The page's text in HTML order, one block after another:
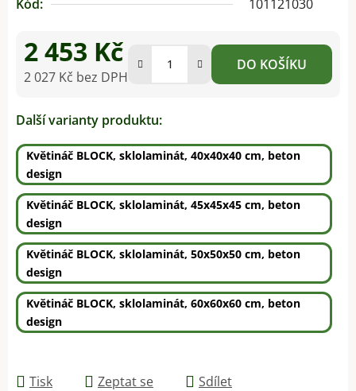
Kód:
101121030
2 453 Kč
2 027 Kč bez DPH
DO KOŠÍKU
Další varianty produktu:
Květináč BLOCK, sklolaminát, 40x40x40 cm, beton
design
Květináč BLOCK, sklolaminát, 45x45x45 cm, beton
design
Květináč BLOCK, sklolaminát, 50x50x50 cm, beton
design
Květináč BLOCK, sklolaminát, 60x60x60 cm, beton
design
Tisk Zeptat se Sdílet